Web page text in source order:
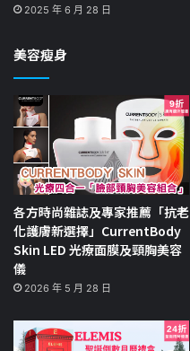
2025 年 6 月 28 日
美容瘦身
各方時尚雜誌及專家推薦「抗老
化護膚新選擇」CurrentBody
Skin LED 光療面膜及頸胸美容
儀
2026 年 5 月 28 日